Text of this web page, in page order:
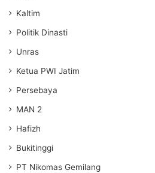
Kaltim
Politik Dinasti
Unras
Ketua PWI Jatim
Persebaya
MAN 2
Hafizh
Bukitinggi
PT Nikomas Gemilang